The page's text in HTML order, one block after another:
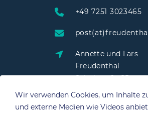
+49 7251 3023465
Annette und Lars
Freudenthal
Schulstraße 25
76703 Kraichtal
Wir verwenden Cookies, um Inhalte
und externe Medien wie Videos